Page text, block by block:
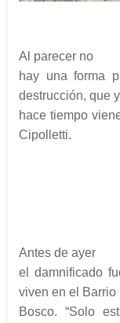
Al parecer no
hay una forma
destrucción, que
hace tiempo
Cipolletti.
Antes de ayer
el damnificado
viven en el Barrio
Bosco. “Solo